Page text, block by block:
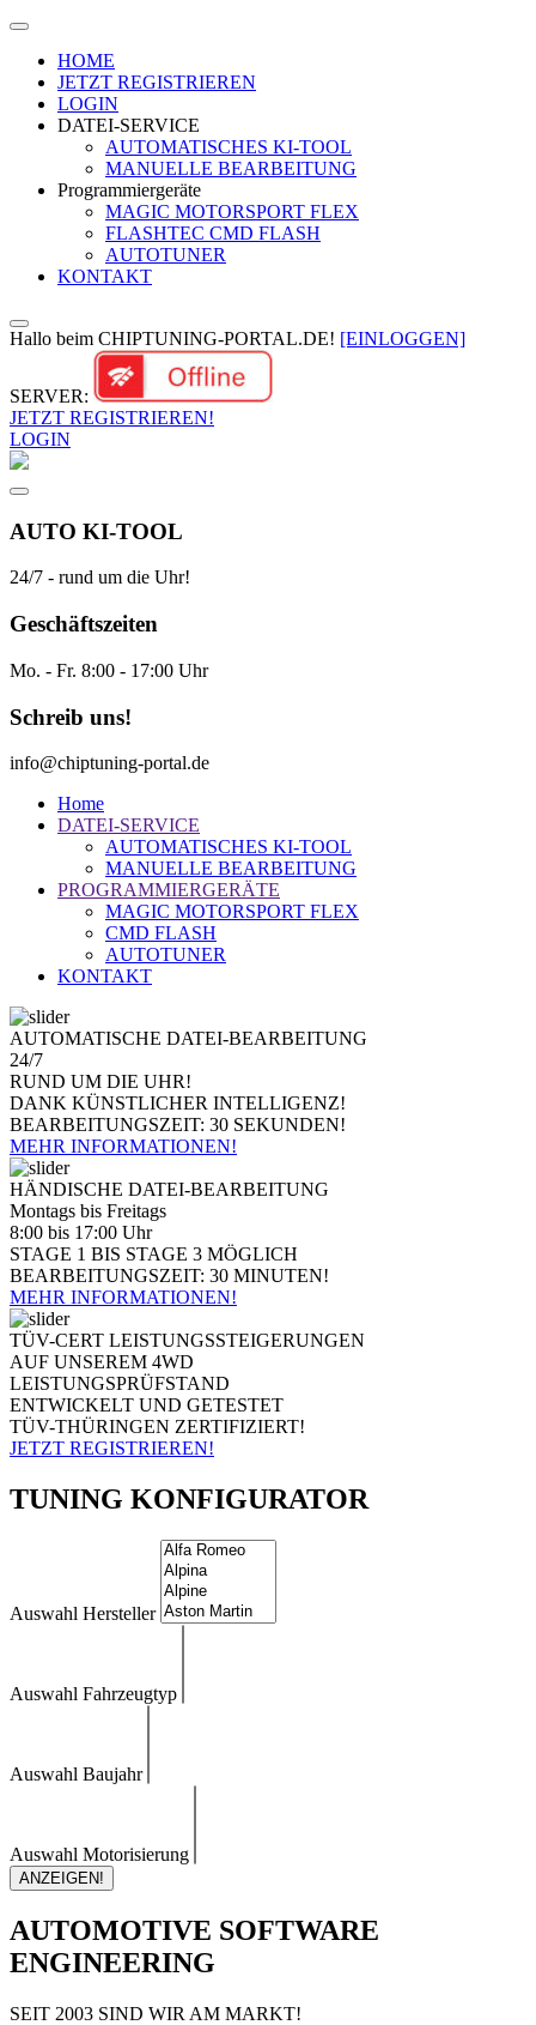
HOME
JETZT REGISTRIEREN
LOGIN
DATEI-SERVICE
AUTOMATISCHES KI-TOOL
MANUELLE BEARBEITUNG
Programmiergeräte
MAGIC MOTORSPORT FLEX
FLASHTEC CMD FLASH
AUTOTUNER
KONTAKT
Hallo beim CHIPTUNING-PORTAL.DE! [EINLOGGEN]
SERVER:
JETZT REGISTRIEREN!
LOGIN
AUTO KI-TOOL
24/7 - rund um die Uhr!
Geschäftszeiten
Mo. - Fr. 8:00 - 17:00 Uhr
Schreib uns!
info@chiptuning-portal.de
Home
DATEI-SERVICE
AUTOMATISCHES KI-TOOL
MANUELLE BEARBEITUNG
PROGRAMMIERGERÄTE
MAGIC MOTORSPORT FLEX
CMD FLASH
AUTOTUNER
KONTAKT
AUTOMATISCHE DATEI-BEARBEITUNG
24/7
RUND UM DIE UHR!
DANK KÜNSTLICHER INTELLIGENZ!
BEARBEITUNGSZEIT: 30 SEKUNDEN!
MEHR INFORMATIONEN!
HÄNDISCHE DATEI-BEARBEITUNG
Montags bis Freitags
8:00 bis 17:00 Uhr
STAGE 1 BIS STAGE 3 MÖGLICH
BEARBEITUNGSZEIT: 30 MINUTEN!
MEHR INFORMATIONEN!
TÜV-CERT LEISTUNGSSTEIGERUNGEN
AUF UNSEREM 4WD
LEISTUNGSPRÜFSTAND
ENTWICKELT UND GETESTET
TÜV-THÜRINGEN ZERTIFIZIERT!
JETZT REGISTRIEREN!
TUNING KONFIGURATOR
Auswahl Hersteller
Auswahl Fahrzeugtyp
Auswahl Baujahr
Auswahl Motorisierung
ANZEIGEN!
AUTOMOTIVE SOFTWARE
ENGINEERING
SEIT 2003 SIND WIR AM MARKT!